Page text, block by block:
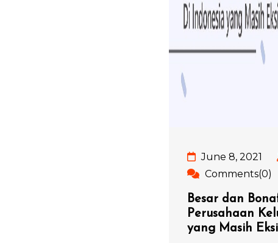
June 8, 2021
Comments(0)
Besar dan
Perusahaan
yang Masih